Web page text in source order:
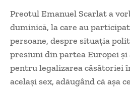
Preotul Emanuel Scarlat a
duminică, la care au
persoane, despre situaţia
presiuni din partea Europei
pentru legalizarea căsătoriei
acelaşi sex, adăugând că aşa